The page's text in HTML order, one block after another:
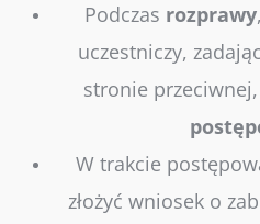
Podczas rozprawy,
uczestniczy,
stronie
W trakcie
złożyć wniosek o